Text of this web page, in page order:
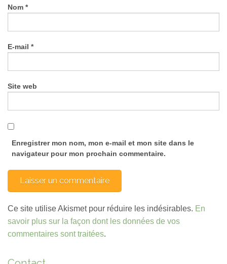
Nom *
E-mail *
Site web
Enregistrer mon nom, mon e-mail et mon site dans le
navigateur pour mon prochain commentaire.
Ce site utilise Akismet pour réduire les indésirables. En
savoir plus sur la façon dont les données de vos
commentaires sont traitées.